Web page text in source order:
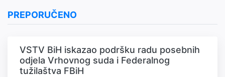
PREPORUČENO
VSTV BiH iskazao podršku radu posebnih
odjela Vrhovnog suda i Federalnog
tužilaštva FBiH